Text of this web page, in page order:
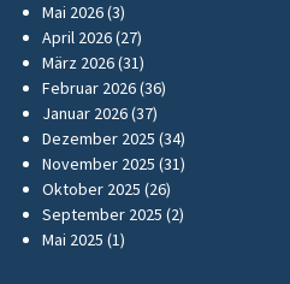
Mai 2026(3)
April 2026(27)
März 2026(31)
Februar 2026(36)
Januar 2026(37)
Dezember 2025 (34)
November 2025 (31)
Oktober 2025 (26)
September 2025 (2)
Mai 2025 (1)